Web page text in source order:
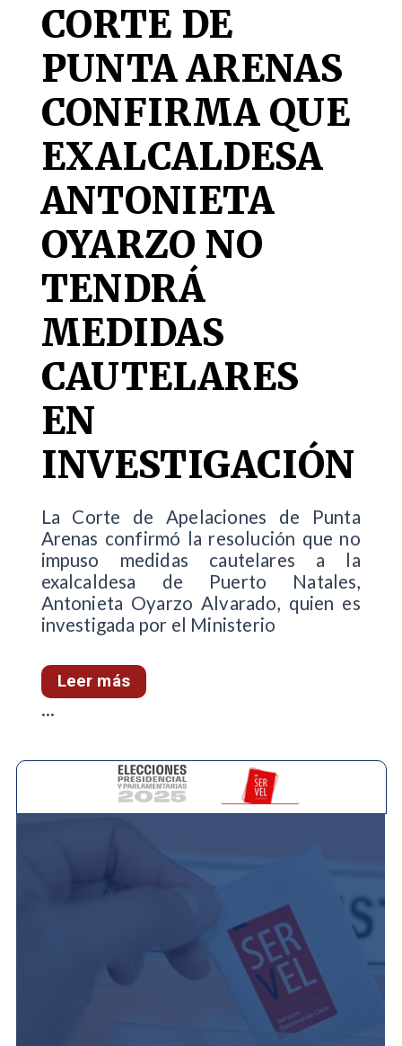
CORTE DE
PUNTA ARENAS
CONFIRMA QUE
EXALCALDESA
ANTONIETA
OYARZO NO
TENDRÁ
MEDIDAS
CAUTELARES
EN
INVESTIGACIÓN
La Corte de Apelaciones de Punta
Arenas confirmó la resolución que no
impuso medidas cautelares a la
exalcaldesa de Puerto Natales,
Antonieta Oyarzo Alvarado, quien es
investigada por el Ministerio
Leer más
...